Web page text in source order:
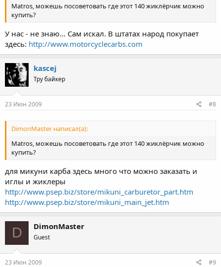
Matros, можешь посоветовать где этот 140 жиклёрчик можно
купить?
У нас - не знаю... Сам искал. В штатах народ покупает
здесь: http://www.motorcyclecarbs.com
kascej
Тру байкер
23 Июн 2009 #8
DimonMaster написал(а):
Matros, можешь посоветовать где этот 140 жиклёрчик можно
купить?
для микуни карба здесь много что можно заказать и
иглы и жиклеры
http://www.psep.biz/store/mikuni_carburetor_part.htm
http://www.psep.biz/store/mikuni_main_jet.htm
D DimonMaster
Guest
23 Июн 2009 #9